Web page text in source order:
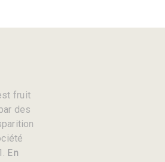
fruit
des
En